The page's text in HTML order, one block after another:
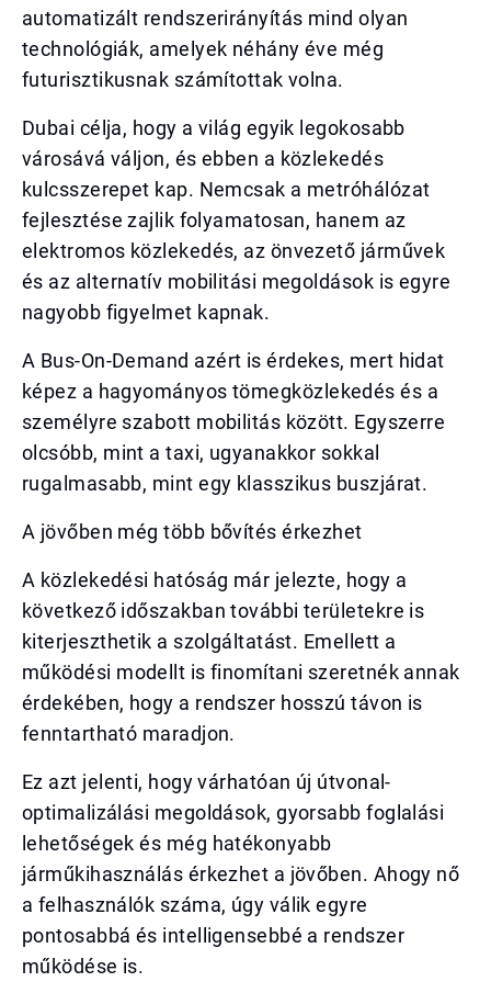
automatizált rendszerirányítás mind olyan
technológiák, amelyek néhány éve még
futurisztikusnak számítottak volna.
Dubai célja, hogy a világ egyik legokosabb
városává váljon, és ebben a közlekedés
kulcsszerepet kap. Nemcsak a metróhálózat
fejlesztése zajlik folyamatosan, hanem az
elektromos közlekedés, az önvezető járművek
és az alternatív mobilitási megoldások is egyre
nagyobb figyelmet kapnak.
A Bus-On-Demand azért is érdekes, mert hidat
képez a hagyományos tömegközlekedés és a
személyre szabott mobilitás között. Egyszerre
olcsóbb, mint a taxi, ugyanakkor sokkal
rugalmasabb, mint egy klasszikus buszjárat.
A jövőben még több bővítés érkezhet
A közlekedési hatóság már jelezte, hogy a
következő időszakban további területekre is
kiterjeszthetik a szolgáltatást. Emellett a
működési modellt is finomítani szeretnék annak
érdekében, hogy a rendszer hosszú távon is
fenntartható maradjon.
Ez azt jelenti, hogy várhatóan új útvonal-
optimalizálási megoldások, gyorsabb foglalási
lehetőségek és még hatékonyabb
járműkihasználás érkezhet a jövőben. Ahogy nő
a felhasználók száma, úgy válik egyre
pontosabbá és intelligensebbé a rendszer
működése is.